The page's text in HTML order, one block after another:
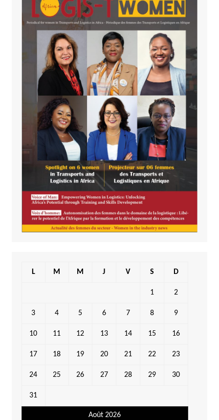
Août 2026
L M M J V S D
1 2
3 4 5 6 7 8 9
10 11 12 13 14 15 16
17 18 19 20 21 22 23
24 25 26 27 28 29 30
31